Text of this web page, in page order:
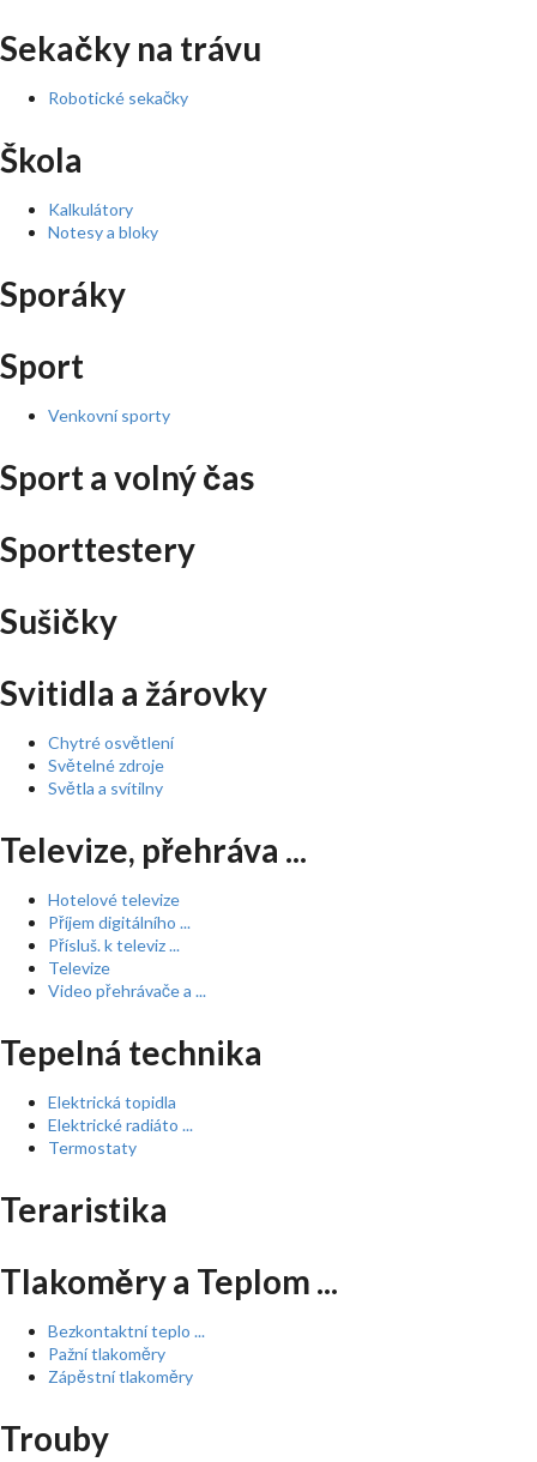
Sekačky na trávu
Robotické sekačky
Škola
Kalkulátory
Notesy a bloky
Sporáky
Sport
Venkovní sporty
Sport a volný čas
Sporttestery
Sušičky
Svitidla a žárovky
Chytré osvětlení
Světelné zdroje
Světla a svítilny
Televize, přehráva ...
Hotelové televize
Příjem digitálního ...
Přísluš. k televiz ...
Televize
Video přehrávače a ...
Tepelná technika
Elektrická topidla
Elektrické radiáto ...
Termostaty
Teraristika
Tlakoměry a Teplom ...
Bezkontaktní teplo ...
Pažní tlakoměry
Zápěstní tlakoměry
Trouby